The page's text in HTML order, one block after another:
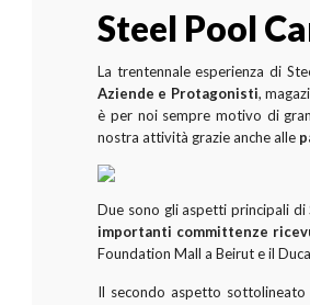
Steel Pool
La trentennale esperienza di
Aziende e Protagonisti,
è per noi sempre motivo di
nostra attività grazie anche alle
Due sono gli aspetti principali
importanti committenze
Foundation Mall a Beirut e il
Il secondo aspetto sottolineato